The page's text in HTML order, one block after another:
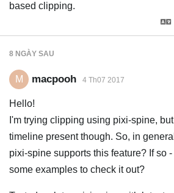
based clipping.
8 NGÀY SAU
M macpooh 4 Th07 2017
Hello!
I'm trying clipping using pixi-spine,
timeline present though. So, in
pixi-spine supports this feature? If so
some examples to check it out?